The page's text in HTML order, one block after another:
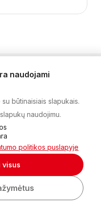
Thomas Philips Baltex
naudojami
būtinaisiais slapukais.
naudojimu.
politikos puslapyje
visus